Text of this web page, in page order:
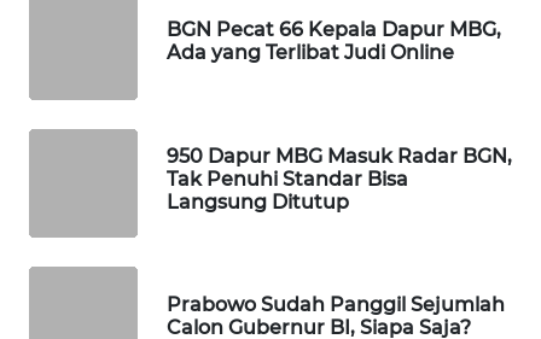
BGN Pecat 66 Kepala Dapur MBG,
Ada yang Terlibat Judi Online
950 Dapur MBG Masuk Radar BGN,
Tak Penuhi Standar Bisa
Langsung Ditutup
Prabowo Sudah Panggil Sejumlah
Calon Gubernur BI, Siapa Saja?